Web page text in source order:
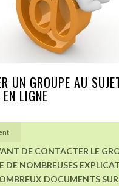
UN GROUPE AU
LIGNE
DE CONTACTER LE
DE NOMBREUSES
DOCUMENTS SUR